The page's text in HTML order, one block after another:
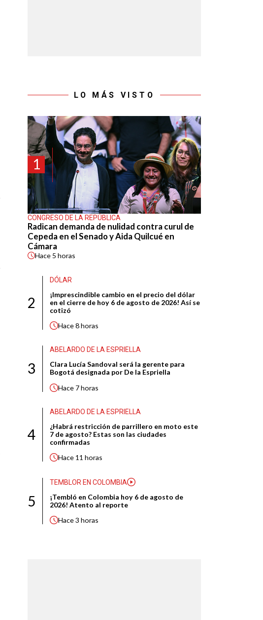
LO MÁS VISTO
1
CONGRESO DE LA REPÚBLICA
Radican demanda de nulidad contra curul de
Cepeda en el Senado y Aida Quilcué en
Cámara
Hace 5 horas
2
DÓLAR
¡Imprescindible cambio en el precio del dólar
en el cierre de hoy 6 de agosto de 2026! Así se
cotizó
Hace8 horas
3
ABELARDO DE LA ESPRIELLA
Clara Lucía Sandoval será la gerente para
Bogotá designada por De la Espriella
Hace 7 horas
4
ABELARDO DE LA ESPRIELLA
¿Habrá restricción de parrillero en moto este
7 de agosto? Estas son las ciudades
confirmadas
Hace 11 horas
5
TEMBLOR EN COLOMBIA
¡Tembló en Colombia hoy 6 de agosto de
2026! Atento al reporte
Hace3 horas